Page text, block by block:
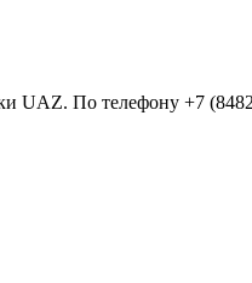
UAZ. По телефону +7